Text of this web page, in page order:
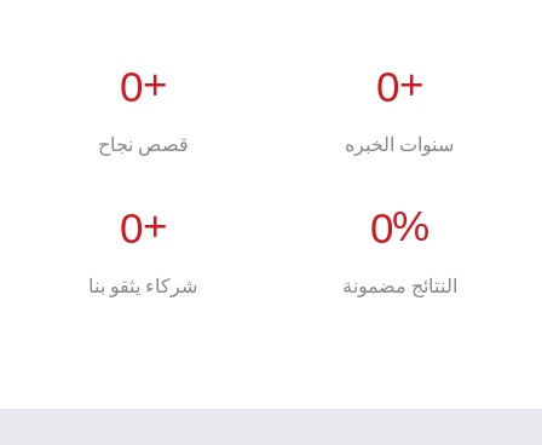
0+
قصص نجاح
0+
سنوات الخبره
0+
شركاء يثقو بنا
0%
النتائج مضمونة